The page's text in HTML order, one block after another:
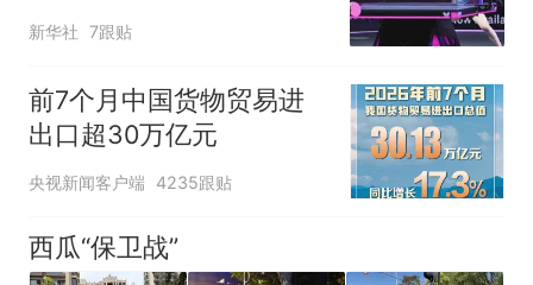
新华社 7跟贴
前7个月中国货物贸易进
出口超30万亿元
央视新闻客户端 4235跟贴
西瓜“保卫战”